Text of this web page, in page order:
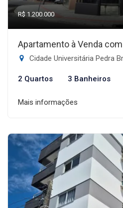
R$ 1.200.000
Apartamento à Venda
Cidade Universitária Pedra
2 Quartos 3 Banheiros
Mais informações